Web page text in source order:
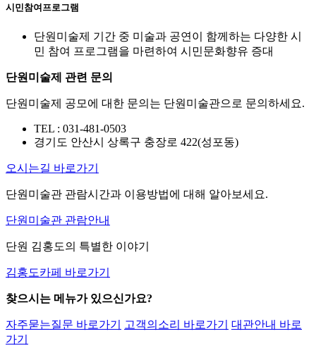
시민참여프로그램
단원미술제 기간 중 미술과 공연이 함께하는 다양한 시
민 참여 프로그램을 마련하여 시민문화향유 증대
단원미술제 관련 문의
단원미술제 공모에 대한 문의는 단원미술관으로 문의하세요.
TEL : 031-481-0503
경기도 안산시 상록구 충장로 422(성포동)
오시는길 바로가기
단원미술관 관람시간과 이용방법에 대해 알아보세요.
단원미술관 관람안내
단원 김홍도의 특별한 이야기
김홍도카페 바로가기
찾으시는 메뉴가 있으신가요?
자주묻는질문 바로가기 고객의소리 바로가기
대관안내 바로
가기